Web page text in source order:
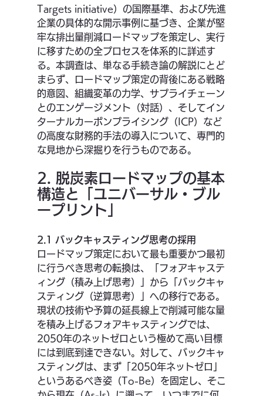
Targets initiative）の国際基準、および先進
企業の具体的な開示事例に基づき、企業が堅
牢な排出量削減ロードマップを策定し、実行
に移すための全プロセスを体系的に詳述す
る。本調査は、単なる手続き論の解説にとど
まらず、ロードマップ策定の背後にある戦略
的意図、組織変革の力学、サプライチェーン
とのエンゲージメント（対話）、そしてイン
ターナルカーボンプライシング（ICP）など
の高度な財務的手法の導入について、専門的
な見地から深掘りを行うものである。
2. 脱炭素ロードマップの基本
構造と「ユニバーサル・ブル
ープリント」
2.1 バックキャスティング思考の採用
ロードマップ策定において最も重要かつ最初
に行うべき思考の転換は、「フォアキャステ
ィング（積み上げ思考）」から「バックキャ
スティング（逆算思考）」への移行である。
現状の技術や予算の延長線上で削減可能な量
を積み上げるフォアキャスティングでは、
2050年のネットゼロという極めて高い目標
には到底到達できない。対して、バックキャ
スティングは、まず「2050年ネットゼロ」
というあるべき姿（To-Be）を固定し、そこ